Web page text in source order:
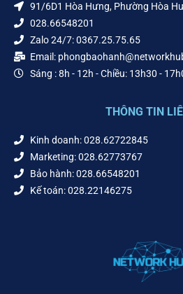
91/6D1 Hòa Hưng, Phường Hòa
028.66548201
Zalo 24/7: 0367.25.75.65
Email:
Sáng : 8h - 12h - Chiều: 13h30 -
THÔNG TIN
Kinh doanh: 028.62722845
Marketing: 028.62773767
Bảo hành: 028.66548201
Kế toán: 028.22146275